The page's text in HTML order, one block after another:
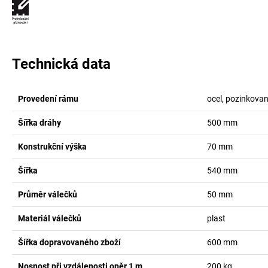
Technická data
Provedení rámu ocel,
Šířka dráhy 500 mm
Konstrukční výška 70 mm
Šířka 540 mm
Průměr válečků 50 mm
Materiál válečků plast
Šířka dopravovaného zboží 600 mm